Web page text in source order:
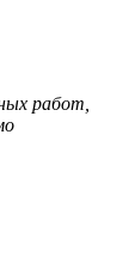
работ,